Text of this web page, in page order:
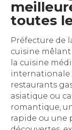
toutes
Préfecture de
cuisine
la cuisine
internationale
restaurants
asiatique ou
romantique,
rapide ou une